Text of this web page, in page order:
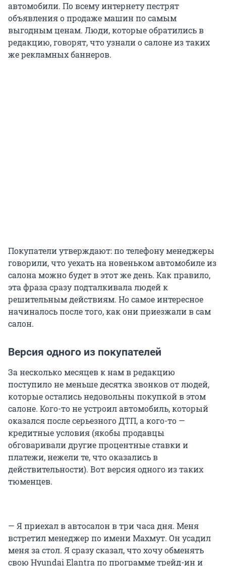
автомобили. По всему интернету пестрят
объявления о продаже машин по самым
выгодным ценам. Люди, которые обратились в
редакцию, говорят, что узнали о салоне из таких
же рекламных баннеров.
Покупатели утверждают: по телефону менеджеры
говорили, что уехать на новеньком автомобиле из
салона можно будет в этот же день. Как правило,
эта фраза сразу подталкивала людей к
решительным действиям. Но самое интересное
начиналось после того, как они приезжали в сам
салон.
Версия одного из покупателей
За несколько месяцев к нам в редакцию
поступило не меньше десятка звонков от людей,
которые остались недовольны покупкой в этом
салоне. Кого-то не устроил автомобиль, который
оказался после серьезного ДТП, а кого-то —
кредитные условия (якобы продавцы
обговаривали другие процентные ставки и
платежи, нежели те, что оказались в
действительности). Вот версия одного из таких
тюменцев.
— Я приехал в автосалон в три часа дня. Меня
встретил менеджер по имени Махмут. Он усадил
меня за стол. Я сразу сказал, что хочу обменять
свою Hyundai Elantra по программе трейд-ин и